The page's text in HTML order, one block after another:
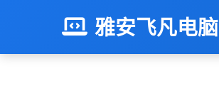
雅安飞凡电脑